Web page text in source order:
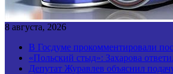
8 августа, 2026
В Госдуме прокомментировали
«Польский стыд»: Захарова
Депутат Журавлев объяснил